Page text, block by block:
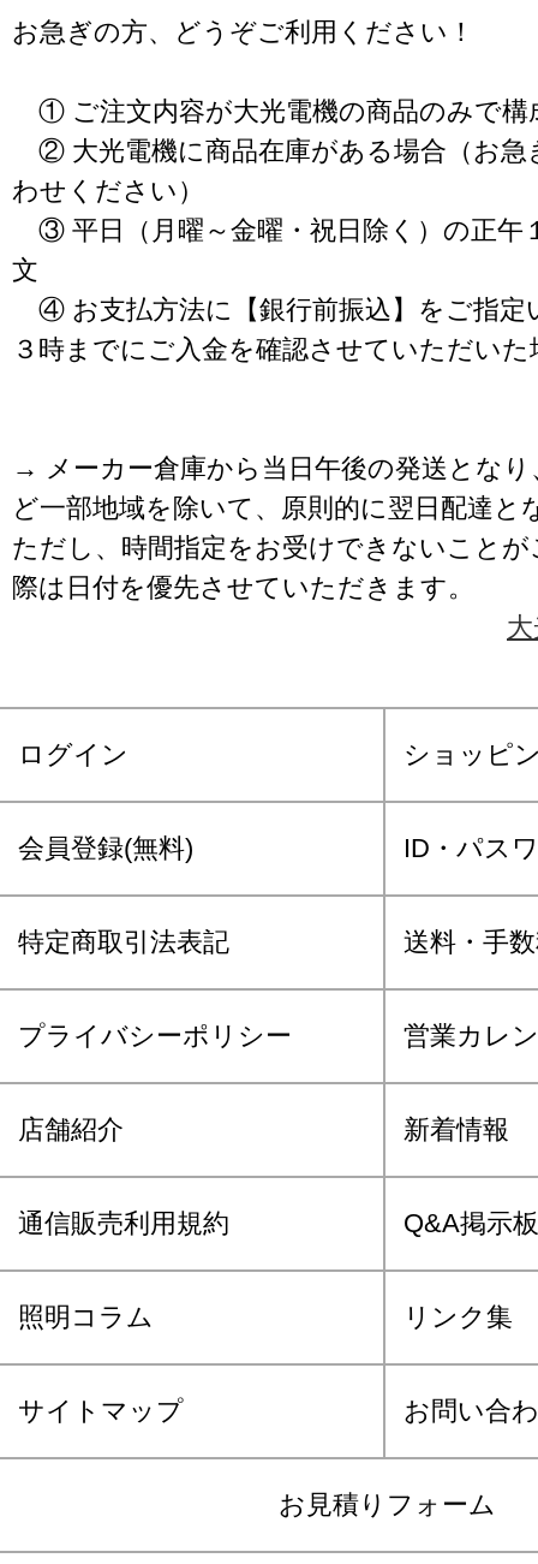
お急ぎの方、どうぞご利用ください！
① ご注文内容が大光電機の商品のみで構
② 大光電機に商品在庫がある場合（お急
わせください）
③ 平日（月曜～金曜・祝日除く）の正午
文
④ お支払方法に【銀行前振込】をご指定
３時までにご入金を確認させていただいた
→ メーカー倉庫から当日午後の発送となり
ど一部地域を除いて、原則的に翌日配達と
ただし、時間指定をお受けできないこと
際は日付を優先させていただきます。
ログイン ショッピ
会員登録(無料) ID・パス
特定商取引法表記 送料・手
プライバシーポリシー 営業カレ
店舗紹介 新着情報
通信販売利用規約 Q&A掲示板
照明コラム リンク集
サイトマップ お問い合
お見積りフォーム